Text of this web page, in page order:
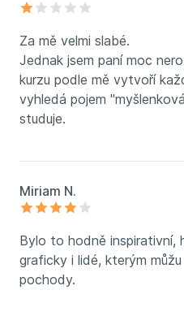
Za mě velmi slabé.
Jednak jsem paní moc
kurzu podle mě vytvoří
vyhledá pojem
studuje.
Miriam N.
Bylo to hodně inspirativní,
graficky i lidé, kterým
pochody.